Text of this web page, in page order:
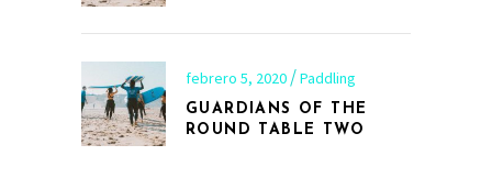
febrero 5, 2020 Paddling
GUARDIANS OF THE
ROUND TABLE TWO